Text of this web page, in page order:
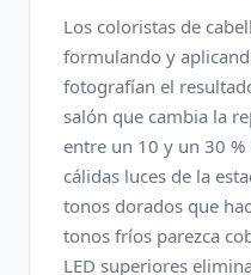
Los coloristas de
formulando y
fotografían el
salón que cambia la
entre un 10 y un 30
cálidas luces de la
tonos dorados que
tonos fríos parezca
LED superiores